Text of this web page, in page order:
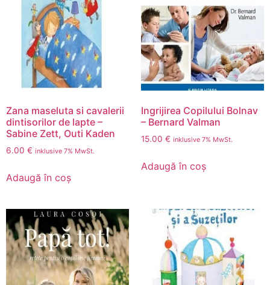
Zana maseluta si cavalerii
dintisorilor de lapte –
Sabine Zett, Outi Kaden
6.00 € inklusive 7% MwSt.
Adaugă în coș
Ingrijirea Copilului Bolnav
– Bernard Valman
15.00 € inklusive 7% MwSt.
Adaugă în coș